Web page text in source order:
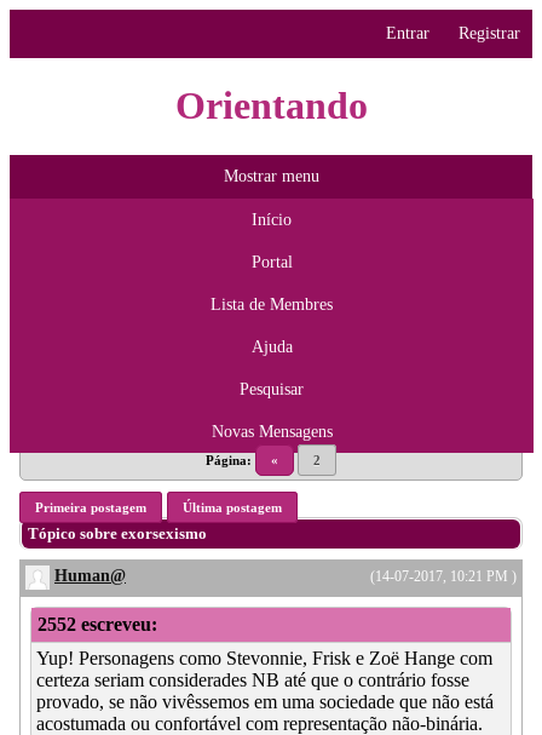
Entrar Registrar
Orientando
Mostrar menu
Início
Portal
Lista de Membres
Ajuda
Pesquisar
Novas Mensagens
Página: « 2
Primeira postagem Última postagem
Tópico sobre exorsexismo
(14-07-2017, 10:21 PM )
Human@
2552 escreveu:
Yup! Personagens como Stevonnie, Frisk e Zoë Hange com
certeza seriam considerades NB até que o contrário fosse
provado, se não vivêssemos em uma sociedade que não está
acostumada ou confortável com representação não-binária.